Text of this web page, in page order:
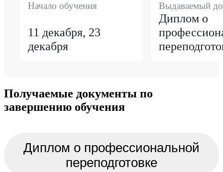
Начало обучения
11 декабря, 23
декабря
Выдаваемый
Диплом о
Получаемые документы по
завершению обучения
Диплом о профессиональной
переподготовке